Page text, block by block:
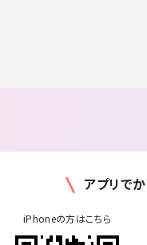
アプリで
iPhoneの方はこちら